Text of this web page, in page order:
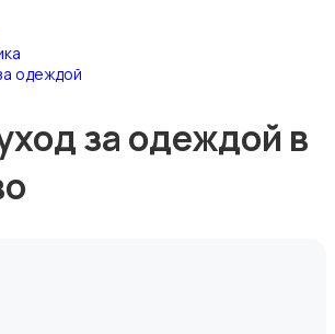
одеждой
за одеждой в